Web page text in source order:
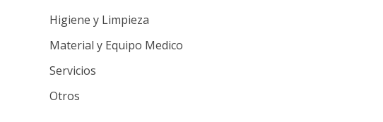
Higiene y Limpieza
Material y Equipo Medico
Servicios
Otros